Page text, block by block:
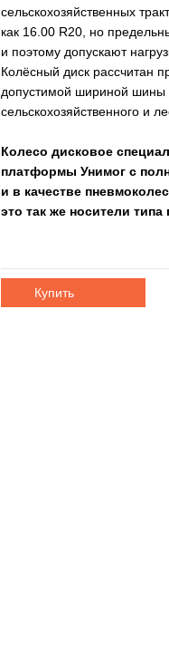
сельскохозяйственных
как 16.00 R20, но
и поэтому допускают
Колёсный диск рассчитан
допустимой шириной шины
сельскохозяйственного и
Колесо дисковое
платформы Унимог с
и в качестве
это так же носители
Купить